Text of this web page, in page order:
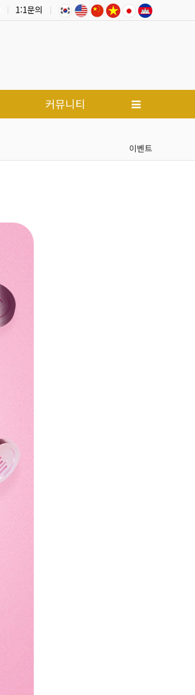
1:1문의
커뮤니티
이벤트